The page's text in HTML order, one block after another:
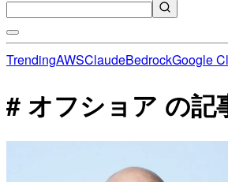
TrendingAWSClaudeBedrockGoogle
# オフショア の記